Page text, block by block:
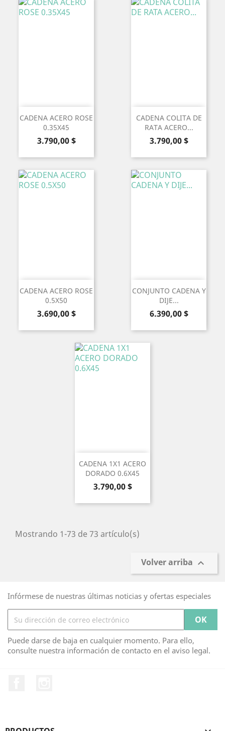
CADENA ACERO ROSE
0.35X45
Precio
3.790,00 $
CADENA COLITA DE
RATA ACERO...
Precio
3.790,00 $
CADENA ACERO ROSE
0.5X50
Precio
3.690,00 $
CONJUNTO CADENA Y
DIJE...
Precio
6.390,00 $
CADENA 1X1 ACERO
DORADO 0.6X45
Precio
3.790,00 $
Mostrando 1-73 de 73 artículo(s)
Volver arriba 
Infórmese de nuestras últimas noticias y ofertas especiales
Puede darse de baja en cualquier momento. Para ello,
consulte nuestra información de contacto en el aviso legal.